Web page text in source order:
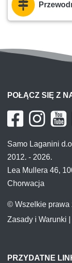
POŁĄCZ SIĘ Z
Samo Laganini
2012. - 2026.
Lea Mullera 46,
Chorwacja
© Wszelkie prawa
Zasady i Warunki
PRZYDATNE